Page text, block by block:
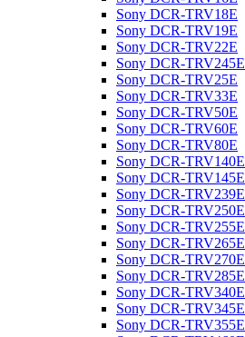
Sony DCR-TRV18E
Sony DCR-TRV19E
Sony DCR-TRV22E
Sony DCR-TRV245E
Sony DCR-TRV25E
Sony DCR-TRV33E
Sony DCR-TRV50E
Sony DCR-TRV60E
Sony DCR-TRV80E
Sony DCR-TRV140E
Sony DCR-TRV145E
Sony DCR-TRV239E
Sony DCR-TRV250E
Sony DCR-TRV255E
Sony DCR-TRV265E
Sony DCR-TRV270E
Sony DCR-TRV285E
Sony DCR-TRV340E
Sony DCR-TRV345E
Sony DCR-TRV355E